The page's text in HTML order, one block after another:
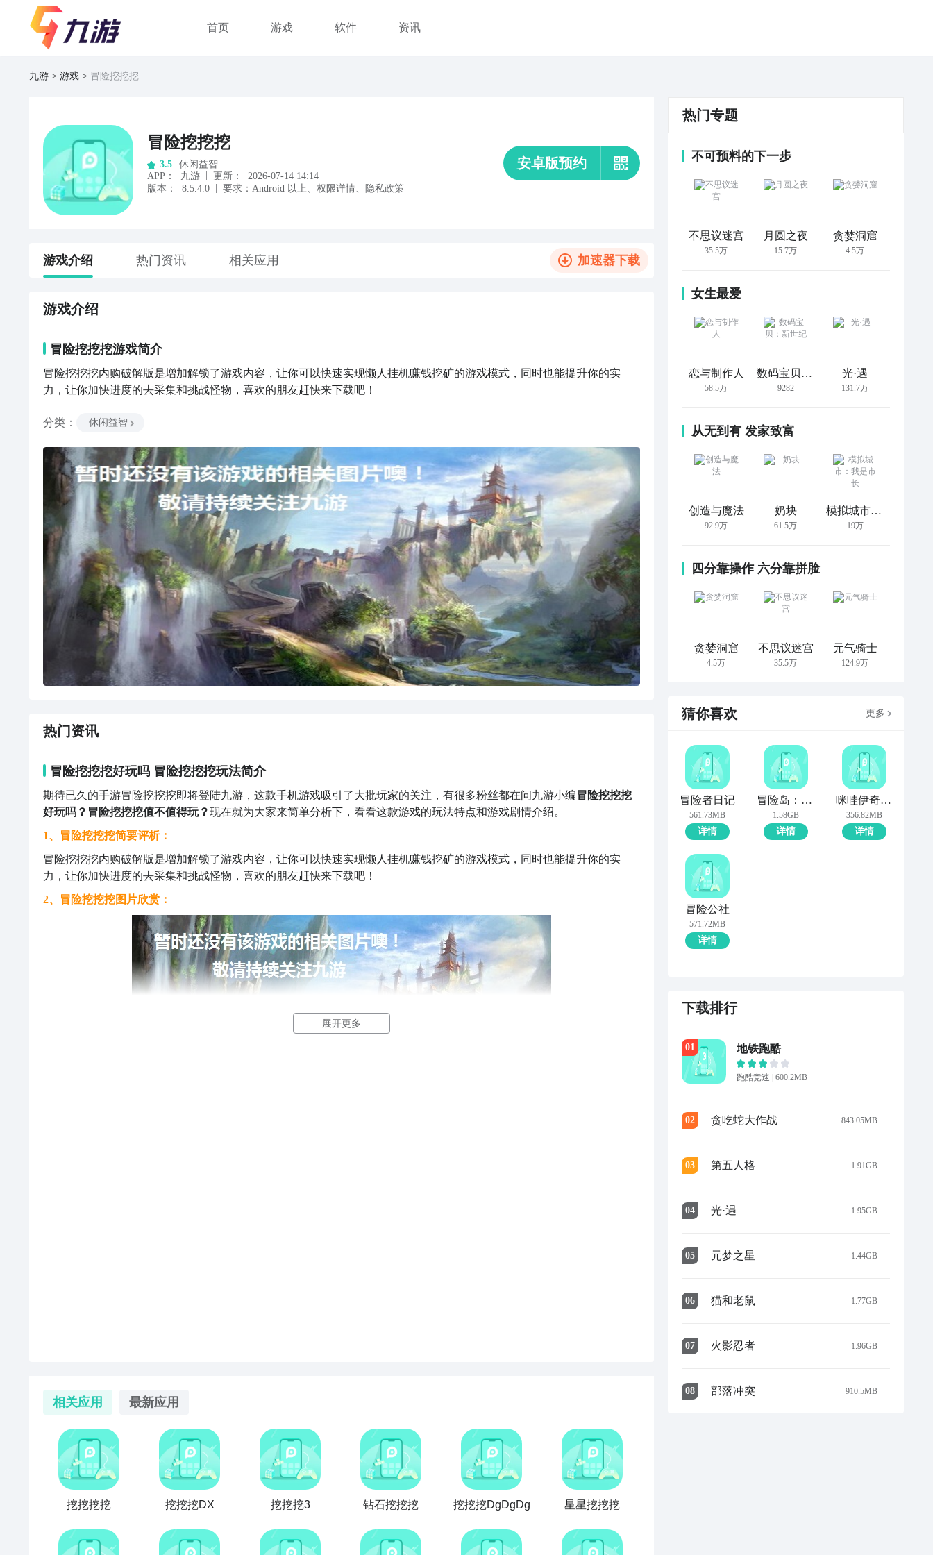
首页 游戏 软件 资讯
九游 游戏 冒险挖挖挖
冒险挖挖挖
3.5
休闲益智
APP ： 九游 更新：
2026-07-14 14:14
版本：
8.5.4.0 要求： Android 以上、 权限详情、 隐私政策
安卓版预约
游戏介绍 热门资讯 相关应用 加速器下载
游戏介绍
冒险挖挖挖游戏简介
冒险挖挖挖内购破解版是增加解锁了游戏内容，让你可以快速实现懒人挂机赚钱挖矿的游戏模式，同时也能提升你的实
力，让你加快进度的去采集和挑战怪物，喜欢的朋友赶快来下载吧！
分类 ： 休闲益智
热门资讯
冒险挖挖挖好玩吗 冒险挖挖挖玩法简介
期待已久的手游冒险挖挖挖即将登陆九游，这款手机游戏吸引了大批玩家的关注，有很多粉丝都在问九游小编冒险挖挖挖
好玩吗？冒险挖挖挖值不值得玩？现在就为大家来简单分析下，看看这款游戏的玩法特点和游戏剧情介绍。
1、冒险挖挖挖简要评析：
冒险挖挖挖内购破解版是增加解锁了游戏内容，让你可以快速实现懒人挂机赚钱挖矿的游戏模式，同时也能提升你的实
力，让你加快进度的去采集和挑战怪物，喜欢的朋友赶快来下载吧！
2、冒险挖挖挖图片欣赏：
展开更多
相关应用 最新应用
挖挖挖挖 挖挖挖DX 挖挖挖3 钻石挖挖挖 挖挖挖DgDgDg 星星挖挖挖
热门专题
不可预料的下一步
不思议迷宫
35.5万
月圆之夜
15.7万
贪婪洞窟
4.5万
女生最爱
恋与制作人
58.5万
数码宝贝：新世纪
9282
光·遇
131.7万
从无到有 发家致富
创造与魔法
92.9万
奶块
61.5万
模拟城市：我是市长
19万
四分靠操作 六分靠拼脸
贪婪洞窟
4.5万
不思议迷宫
35.5万
元气骑士
124.9万
猜你喜欢 更多
冒险者日记
561.73MB
详情
冒险岛：枫之传说
1.58GB
详情
咪哇伊奇幻冒险
356.82MB
详情
冒险公社
571.72MB
详情
下载排行
01 地铁跑酷
跑酷竞速 | 600.2MB
02 贪吃蛇大作战 843.05MB
03 第五人格 1.91GB
04 光·遇 1.95GB
05 元梦之星 1.44GB
06 猫和老鼠 1.77GB
07 火影忍者 1.96GB
08 部落冲突 910.5MB